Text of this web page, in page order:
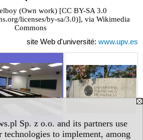
Sp. z o.o. and its partners use
technologies to implement, among
(Own work) [CC BY-SA 3.0
licenses/by-sa/3.0)], via Wikimedia
Commons
site Web d'université: www.upv.es